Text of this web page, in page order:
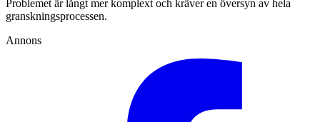
Problemet är långt mer komplext och kräver en översyn av hela
granskningsprocessen.
Annons